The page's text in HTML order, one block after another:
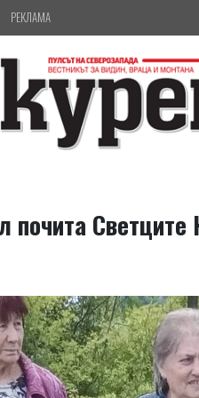
РЕКЛАМА
почита Светците